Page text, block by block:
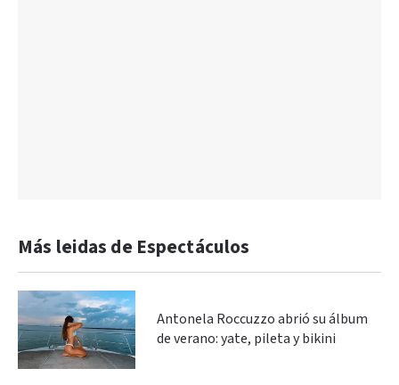
Más leidas de Espectáculos
Antonela Roccuzzo abrió su álbum
de verano: yate, pileta y bikini